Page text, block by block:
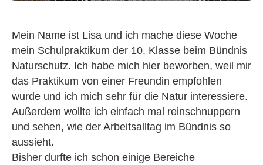
Mein Name ist Lisa und ich mache diese Woche
mein Schulpraktikum der 10. Klasse beim Bündnis
Naturschutz. Ich habe mich hier beworben, weil mir
das Praktikum von einer Freundin empfohlen
wurde und ich mich sehr für die Natur interessiere.
Außerdem wollte ich einfach mal reinschnuppern
und sehen, wie der Arbeitsalltag im Bündnis so
aussieht.
Bisher durfte ich schon einige Bereiche